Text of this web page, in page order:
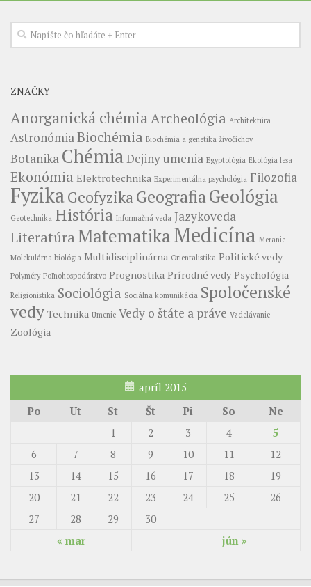
ZNAČKY
Anorganická chémia Archeológia Architektúra
Astronómia Biochémia Biochémia a genetika živočíchov
Botanika ChémiaDejiny umenia Egyptológia Ekológia lesa
Ekonómia Elektrotechnika Experimentálna psychológia Filozofia
FyzikaGeofyzika GeografiaGeológia
Geotechnika História Informačná veda Jazykoveda
LiteratúraMatematikaMedicína Meranie
Molekulárna biológia Multidisciplinárna Orientalistika Politické vedy
Polyméry Poľnohospodárstvo Prognostika Prírodné vedy Psychológia
Religionistika Sociológia Sociálna komunikácia Spoločenské
vedy Technika Umenie Vedy o štáte a práve Vzdelávanie
Zoológia
apríl 2015
Po
Ut St Št Pi So Ne
« mar jún »
1 2 3 4
5
6
7 8 9 10 11
12
13
14 15 16 17 18
19
20
21 22 23 24 25
26
27
28 29 30